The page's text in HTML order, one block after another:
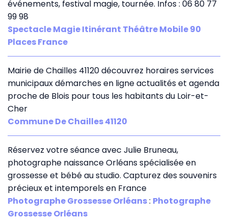
événements, festival magie, tournée. Infos : 06 80 77
99 98
Spectacle Magie Itinérant Théâtre Mobile 90
Places France
Mairie de Chailles 41120 découvrez horaires services
municipaux démarches en ligne actualités et agenda
proche de Blois pour tous les habitants du Loir-et-
Cher
Commune De Chailles 41120
Réservez votre séance avec Julie Bruneau,
photographe naissance Orléans spécialisée en
grossesse et bébé au studio. Capturez des souvenirs
précieux et intemporels en France
Photographe Grossesse Orléans: Photographe
Grossesse Orléans